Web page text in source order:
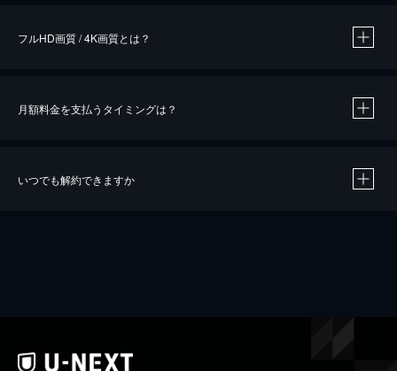
※40％ポイント還元の対象は、クレジットカード決済による作品の購入 / レンタルです。
フルHD画質 / 4K画質とは？
月額料金を支払うタイミングは？
いつでも解約できますか